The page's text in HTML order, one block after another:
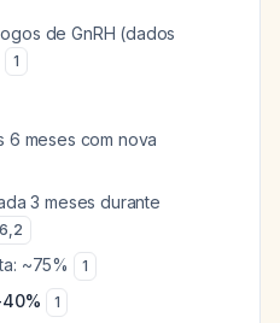
de GnRH (dados
1
6 meses com nova
3 meses durante
6,2
~75% 1
1